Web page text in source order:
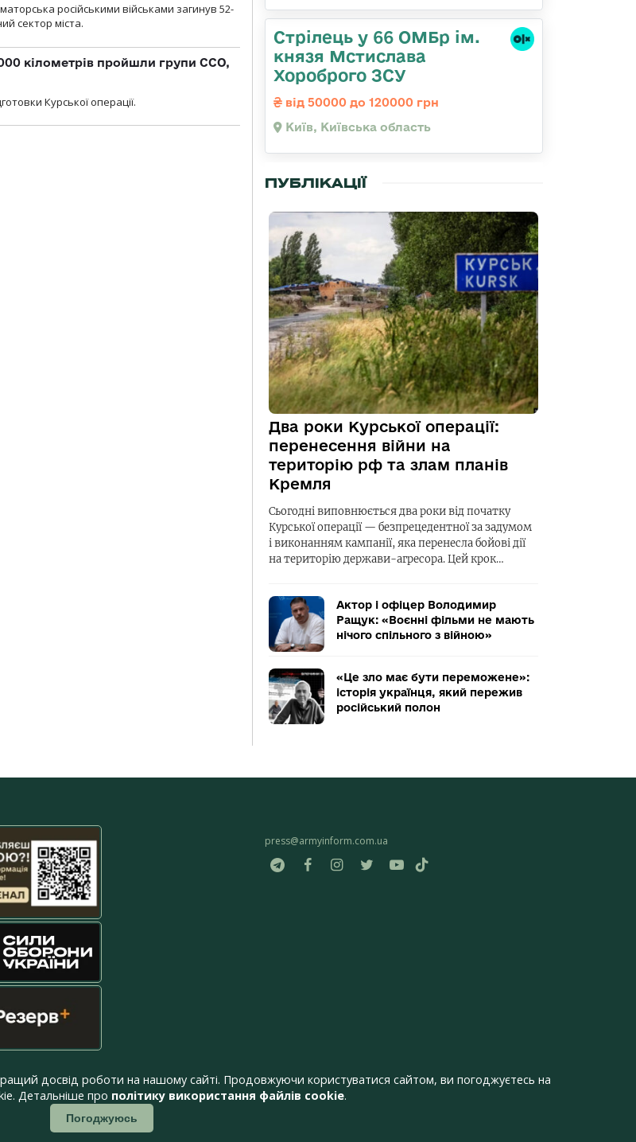
російськими військами загинув 52-
сектор міста.
кілометрів пройшли групи ССО,
Курської операції.
Стрілець у 66 ОМБр ім.
князя Мстислава
Хороброго ЗСУ
від 50000 до 120000 грн
Київ, Київська область
ПУБЛІКАЦІЇ
Два роки Курської операції:
перенесення війни на
територію рф та злам планів
Кремля
Сьогодні виповнюється два роки від початку
Курської операції — безпрецедентної за задумом
і виконанням кампанії, яка перенесла бойові дії
на територію держави-агресора. Цей крок…
Актор і офіцер Володимир
Ращук: «Воєнні фільми не мають
нічого спільного з війною»
«Це зло має бути переможене»:
історія українця, який пережив
російський полон
press@armyinform.com.ua
досвід роботи на нашому сайті. Продовжуючи користуватися сайтом, ви погоджуєтесь на
Детальніше про політику використання файлів cookie.
Погоджуюсь